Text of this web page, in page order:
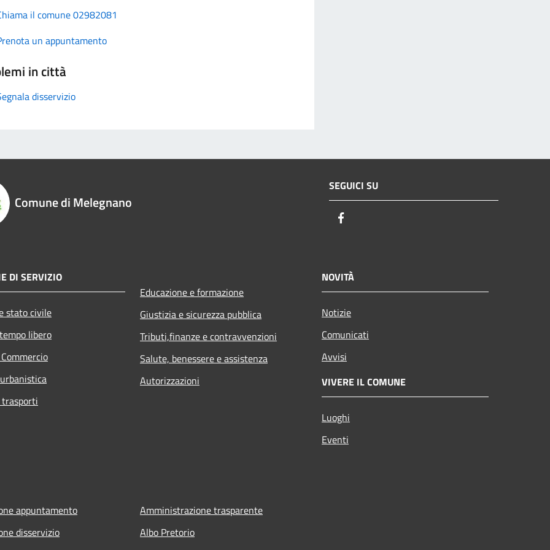
il comune 02982081
un appuntamento
in città
disservizio
Comune di Melegnano
SEGUICI SU
DI SERVIZIO
stato civile
libero
Educazione e formazione
Giustizia e sicurezza pubblica
Tributi,finanze e contravvenzioni
Salute, benessere e assistenza
Autorizzazioni
NOVITÀ
Notizie
Comunicati
Avvisi
VIVERE IL COMUNE
Luoghi
Eventi
appuntamento
disservizio
Amministrazione trasparente
Albo Pretorio